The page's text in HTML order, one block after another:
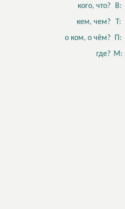
кого, что? В:
кем, чем? Т:
о ком, о чём? П:
где? М: